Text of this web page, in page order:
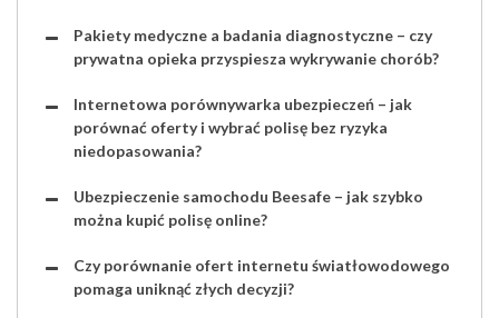
Pakiety medyczne a badania diagnostyczne – czy
prywatna opieka przyspiesza wykrywanie chorób?
Internetowa porównywarka ubezpieczeń – jak
porównać oferty i wybrać polisę bez ryzyka
niedopasowania?
Ubezpieczenie samochodu Beesafe – jak szybko
można kupić polisę online?
Czy porównanie ofert internetu światłowodowego
pomaga uniknąć złych decyzji?